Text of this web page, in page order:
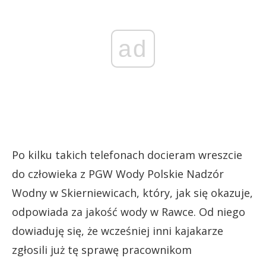
ad
Po kilku takich telefonach docieram wreszcie
do człowieka z PGW Wody Polskie Nadzór
Wodny w Skierniewicach, który, jak się okazuje,
odpowiada za jakość wody w Rawce. Od niego
dowiaduję się, że wcześniej inni kajakarze
zgłosili już tę sprawę pracownikom